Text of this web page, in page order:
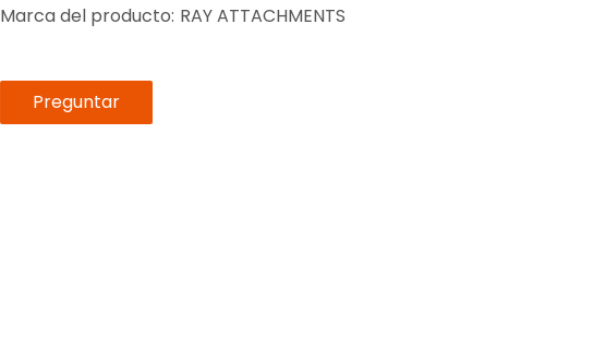
Marca del producto: RAY ATTACHMENTS
Preguntar